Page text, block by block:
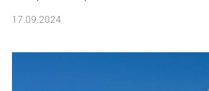
17.09.2024